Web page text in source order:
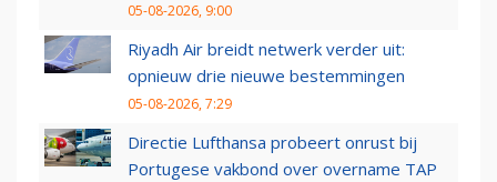
05-08-2026, 9:00
Riyadh Air breidt netwerk verder uit:
opnieuw drie nieuwe bestemmingen
05-08-2026, 7:29
Directie Lufthansa probeert onrust bij
Portugese vakbond over overname TAP